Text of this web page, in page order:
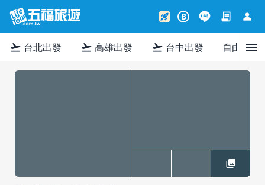
rocket_launch B contract person
flight_takeoff 台北出發 flight_takeoff 高雄出發 flight_takeoff 台中出發 自由行menu